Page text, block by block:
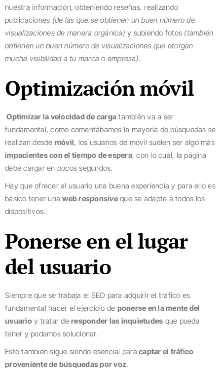
nuestra información, obteniendo reseñas, realizando
publicaciones (de las que se obtienen un buen número de
visualizaciones de manera orgánica) y subiendo fotos (también
obtienen un buen número de visualizaciones que otorgan
mucha visibilidad a tu marca o empresa).
Optimización móvil
Optimizar la velocidad de carga también va a ser
fundamental, como comentábamos la mayoría de búsquedas se
realizan desde móvil, los usuarios de móvil suelen ser algo más
impacientes con el tiempo de espera, con lo cuál, la página
debe cargar en pocos segundos.
Hay que ofrecer al usuario una buena experiencia y para ello es
básico tener unawebresponsiveque se adapte a todos los
dispositivos.
Ponerse en el lugar
del usuario
Siempre que se trabaja el SEO para adquirir el tráfico es
fundamental hacer el ejercicio de ponerse en la mente del
usuarioy tratar de responder las inquietudes que pueda
tener y podamos solucionar.
Esto también sigue siendo esencial para captar el tráfico
proveniente de búsquedas por voz.